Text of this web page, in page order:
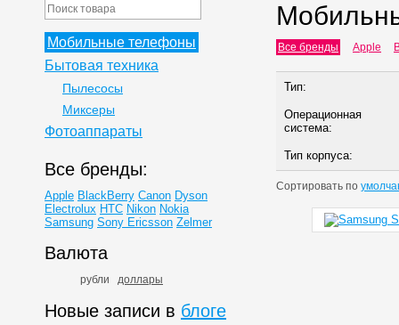
Все бренды Apple
Тип:
Операционная
система:
Тип корпуса:
Сортировать по
Мобильные телефоны
Бытовая техника
Пылесосы
Миксеры
Фотоаппараты
Все бренды:
Apple BlackBerry Canon Dyson
Electrolux HTC Nikon Nokia
Samsung Sony Ericsson Zelmer
Валюта
рубли доллары
Новые записи в блоге